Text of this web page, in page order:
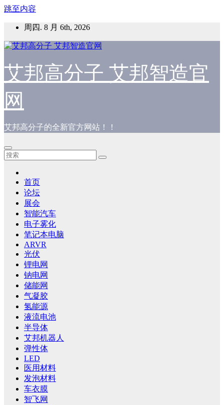
跳至内容
周四. 8 月 6th, 2026
艾邦高分子 艾邦智造官
网
艾邦高分子的全新官方网站！！
首页
论坛
展会
智能汽车
电子雾化
笔记本电脑
ARVR
光伏
锂电网
钠电网
储能网
气凝胶
氢能源
液流电池
半导体
艾邦机器人
弹性体
LED
医用材料
发泡材料
车衣膜
智飞网